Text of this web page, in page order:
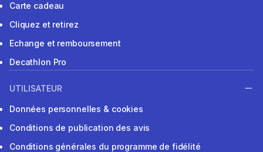
Carte cadeau
Cliquez et retirez
Echange et remboursement
Decathlon Pro
UTILISATEUR
Données personnelles & cookies
Conditions de publication des avis
Conditions générales du programme de fidélité